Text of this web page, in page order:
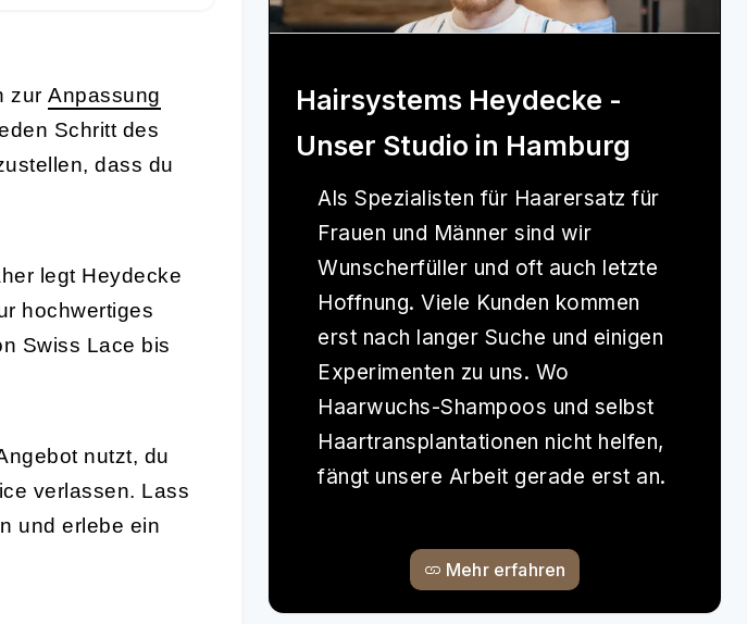
zur Anpassung
Schritt des
dass du
legt Heydecke
hochwertiges
Swiss Lace bis
nutzt, du
verlassen. Lass
und erlebe ein
Hairsystems Heydecke -
Unser Studio in Hamburg
Als Spezialisten für Haarersatz für
Frauen und Männer sind wir
Wunscherfüller und oft auch letzte
Hoffnung. Viele Kunden kommen
erst nach langer Suche und einigen
Experimenten zu uns. Wo
Haarwuchs-Shampoos und selbst
Haartransplantationen nicht helfen,
fängt unsere Arbeit gerade erst an.
Mehr erfahren